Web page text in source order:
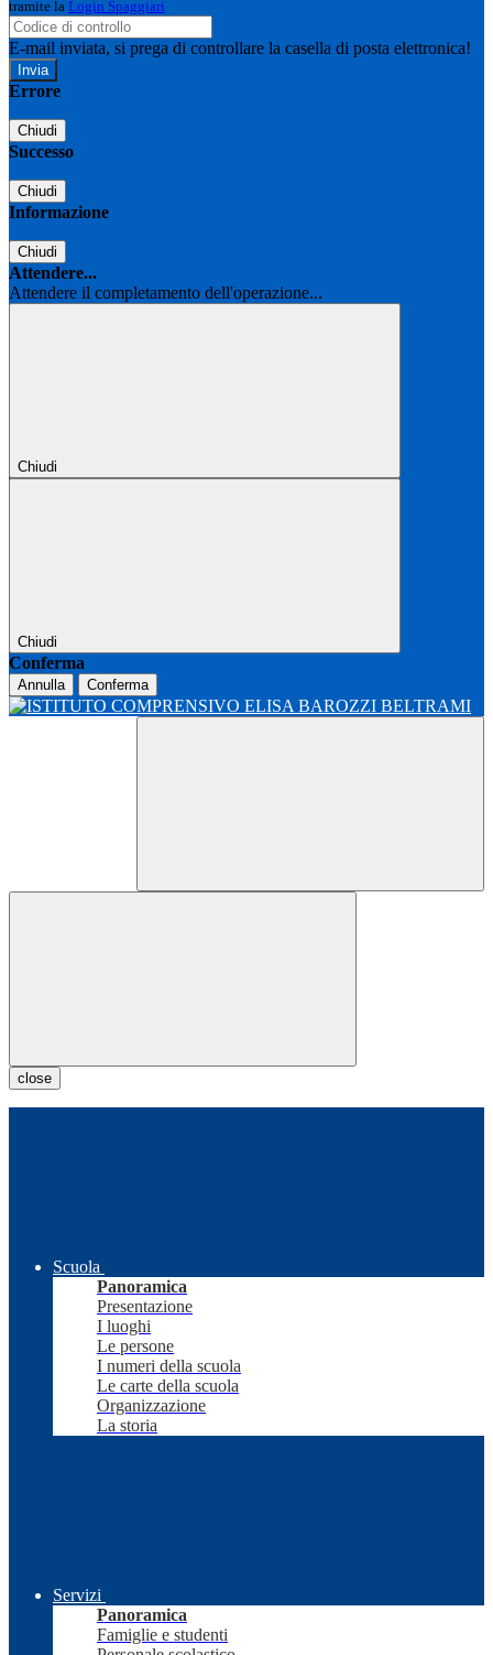
tramite la Login Spaggiari
E-mail inviata, si prega di controllare la casella di posta elettronica!
Errore
Chiudi
Successo
Chiudi
Informazione
Chiudi
Attendere...
Attendere il completamento dell'operazione...
Chiudi
Chiudi
Conferma
Annulla Conferma
close
Scuola
Panoramica
Presentazione
I luoghi
Le persone
I numeri della scuola
Le carte della scuola
Organizzazione
La storia
Servizi
Panoramica
Famiglie e studenti